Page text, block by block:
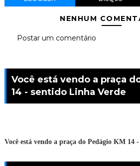
NENHUM
Postar um comentário
Você está vendo a praça
14 - sentido Linha Verde
Você está vendo a praça do Pedágio KM 14